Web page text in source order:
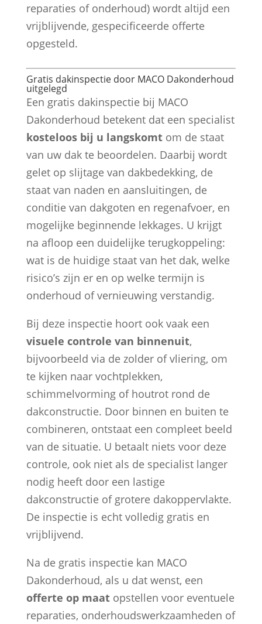
reparaties of onderhoud) wordt altijd een
vrijblijvende, gespecificeerde offerte
opgesteld.
Gratis dakinspectie door MACO Dakonderhoud
uitgelegd
Een gratis dakinspectie bij MACO
Dakonderhoud betekent dat een specialist
kosteloos bij u langskomtom de staat
van uw dak te beoordelen. Daarbij wordt
gelet op slijtage van dakbedekking, de
staat van naden en aansluitingen, de
conditie van dakgoten en regenafvoer, en
mogelijke beginnende lekkages. U krijgt
na afloop een duidelijke terugkoppeling:
wat is de huidige staat van het dak, welke
risico’s zijn er en op welke termijn is
onderhoud of vernieuwing verstandig.
Bij deze inspectie hoort ook vaak een
visuele controle van binnenuit,
bijvoorbeeld via de zolder of vliering, om
te kijken naar vochtplekken,
schimmelvorming of houtrot rond de
dakconstructie. Door binnen en buiten te
combineren, ontstaat een compleet beeld
van de situatie. U betaalt niets voor deze
controle, ook niet als de specialist langer
nodig heeft door een lastige
dakconstructie of grotere dakoppervlakte.
De inspectie is echt volledig gratis en
vrijblijvend.
Na de gratis inspectie kan MACO
Dakonderhoud, als u dat wenst, een
offerte op maatopstellen voor eventuele
reparaties, onderhoudswerkzaamheden of